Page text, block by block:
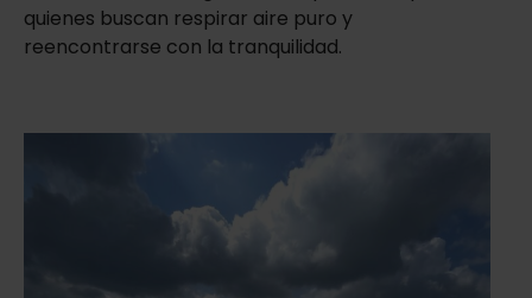
quienes buscan respirar aire puro y
reencontrarse con la tranquilidad.